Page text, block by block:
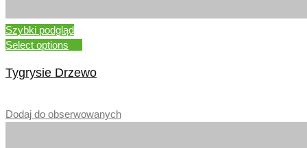
Szybki podgląd
Select options
Tygrysie Drzewo
Dodaj do obserwowanych